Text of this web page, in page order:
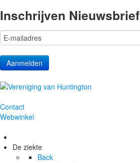
Inschrijven Nieuwsbrief
Contact
Webwinkel
De ziekte
Back